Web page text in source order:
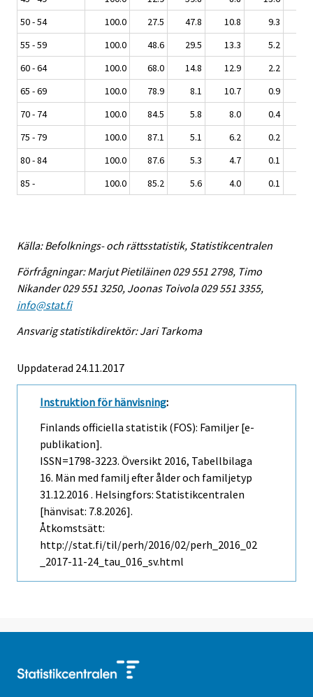
50 - 54
100.0 27.5 47.8 10.8 9.3
55 - 59
100.0 48.6 29.5 13.3 5.2
60 - 64
100.0 68.0 14.8 12.9 2.2
65 - 69
100.0 78.9 8.1 10.7 0.9
70 - 74
100.0 84.5 5.8 8.0 0.4
75 - 79
100.0 87.1 5.1 6.2 0.2
80 - 84
100.0 87.6 5.3 4.7 0.1
85 -
100.0 85.2 5.6 4.0 0.1
Källa: Befolknings- och rättsstatistik, Statistikcentralen
Förfrågningar: Marjut Pietiläinen 029 551 2798, Timo
Nikander 029 551 3250, Joonas Toivola 029 551 3355,
info@stat.fi
Ansvarig statistikdirektör: Jari Tarkoma
Uppdaterad 24.11.2017
Instruktion för hänvisning:
Finlands officiella statistik (FOS): Familjer [e-
publikation].
ISSN=1798-3223. Översikt 2016, Tabellbilaga
16. Män med familj efter ålder och familjetyp
31.12.2016 . Helsingfors: Statistikcentralen
[hänvisat: 7.8.2026].
Åtkomstsätt:
http://stat.fi/til/perh/2016/02/perh_2016_02
_2017-11-24_tau_016_sv.html